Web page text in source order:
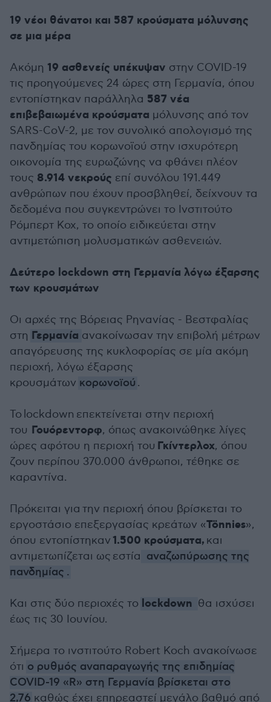
19 νέοι θάνατοι και 587 κρούσματα μόλυνσης
σε μια μέρα
Ακόμη 19 ασθενείς υπέκυψαν στην COVID-19
τις προηγούμενες 24 ώρες στη Γερμανία, όπου
εντοπίστηκαν παράλληλα 587 νέα
επιβεβαιωμένα κρούσματα μόλυνσης από τον
SARS-CoV-2, με τον συνολικό απολογισμό της
πανδημίας του κορωνοϊού στην ισχυρότερη
οικονομία της ευρωζώνης να φθάνει πλέον
τους 8.914 νεκρούς επί συνόλου 191.449
ανθρώπων που έχουν προσβληθεί, δείχνουν τα
δεδομένα που συγκεντρώνει το Ινστιτούτο
Ρόμπερτ Κοχ, το οποίο ειδικεύεται στην
αντιμετώπιση μολυσματικών ασθενειών.
Δεύτερο lockdown στη Γερμανία λόγω έξαρσης
των κρουσμάτων
Οι αρχές της Βόρειας Ρηνανίας - Βεστφαλίας
στη Γερμανία ανακοίνωσαν την επιβολή μέτρων
απαγόρευσης της κυκλοφορίας σε μία ακόμη
περιοχή, λόγω έξαρσης
κρουσμάτων κορωνοϊού .
To lockdown επεκτείνεται στην περιοχή
του Γουόρεντορφ, όπως ανακοινώθηκε λίγες
ώρες αφότου η περιοχή του Γκίντερλοχ, όπου
ζουν περίπου 370.000 άνθρωποι, τέθηκε σε
καραντίνα.
Πρόκειται για την περιοχή όπου βρίσκεται το
εργοστάσιο επεξεργασίας κρεάτων «Tönnies»,
όπου εντοπίστηκαν 1.500 κρούσματα, και
αντιμετωπίζεται ως εστία αναζωπύρωσης της
πανδημίας .
Και στις δύο περιοχές το lockdown θα ισχύσει
έως τις 30 Ιουνίου.
Σήμερα το ινστιτούτο Robert Koch ανακοίνωσε
ότι ο ρυθμός αναπαραγωγής της επιδημίας
COVID-19 «R» στη Γερμανία βρίσκεται στο
2,76 καθώς έχει επηρεαστεί μεγάλο βαθμό από